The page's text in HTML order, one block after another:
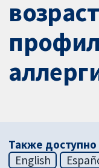
Также доступно
English